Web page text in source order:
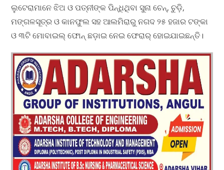
ଲୁଟେରାମାନେ ଝିଅ ଓ ପତ୍ନୀଙ୍କ ପିନ୍ଧିଥିବା ସୁନା ଚେନ୍, ଚୁଡ଼ି,
ମଙ୍ଗଳସୂତ୍ର ଓ କାନଫୁଲ ସହ ଆଲମିରାରୁ ନଗଦ ୨୫ ହଜାର ଟଙ୍କା
ଓ ୩ଟି ମୋବାଇଲ୍ ଫୋନ୍ ଛଡ଼ାଇ ନେଇ ଫେରାର୍ ହୋଇଯାଇଛନ୍ତି।